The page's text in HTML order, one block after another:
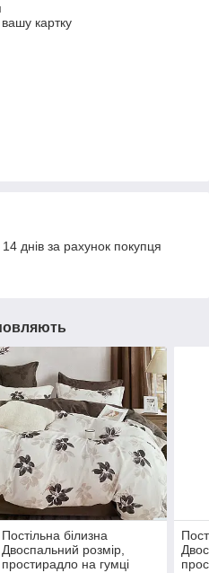
картку
днів за рахунок покупця
Постільна білизна
Двоспальний розмір,
простирадло на гумці